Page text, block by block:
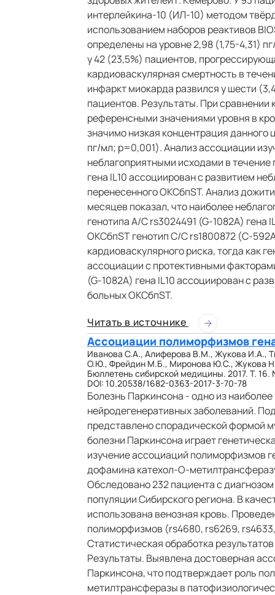
интерлейкина-10 (ИЛ-10) методом
использованием наборов реактивов
определены на уровне 2,98 (1,75-4,31)
у 42 (23,5%) пациентов,
кардиоваскулярная смертность в
инфаркт миокарда развился у шести
пациентов. Результаты. При
референсными значениями уровня в
значимо низкая концентрация данного
пг/мл; р=0,001). Анализ ассоциации
неблагоприятными исходами в
гена IL10 ассоциирован с развитием
перенесенного ОКСбпST. Анализ
месяцев показал, что наиболее
генотипа А/С rs3024491 (G-1082А) гена
ОКСбпST генотип С/С rs1800872 (С-
кардиоваскулярного риска, тогда как
ассоциации с протективными
(G-1082А) гена IL10 ассоциирован с
больных ОКСбпST.
Читать в источнике
Ассоциации полиморфизмов
Иванова С.А., Алиферова В.М., Жукова И.А.,
О.Ю., Фрейдин М.Б., Миронова Ю.С., Жукова
Бюллетень сибирской медицины. 2017. Т.
DOI: 10.20538/1682-0363-2017-3-70-78
Болезнь Паркинсона - одно из
нейродегенеративных заболеваний.
представлено спорадической формой
болезни Паркинсона играет
изучение ассоциаций полиморфизмов
дофамина катехол-О-
Обследовано 232 пациента с
популяции Сибирского региона. В
использована венозная кровь.
полиморфизмов (rs4680, rs6269, rs4633,
Статистическая обработка
Результаты. Выявлена достоверная
Паркинсона, что подтверждает роль
метилтрансферазы в